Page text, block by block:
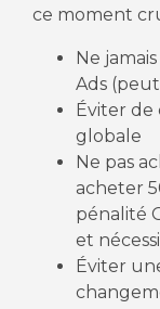
ce moment
Ne
Ads
Éviter de
globale
Ne pas
acheter
pénalité
et
Éviter